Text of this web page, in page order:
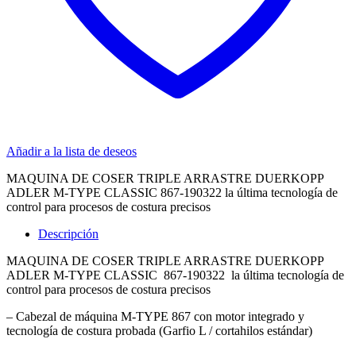
Añadir a la lista de deseos
MAQUINA DE COSER TRIPLE ARRASTRE DUERKOPP
ADLER M-TYPE CLASSIC 867-190322 la última tecnología de
control para procesos de costura precisos
Descripción
MAQUINA DE COSER TRIPLE ARRASTRE DUERKOPP
ADLER M-TYPE CLASSIC 867-190322 la última tecnología de
control para procesos de costura precisos
– Cabezal de máquina M-TYPE 867 con motor integrado y
tecnología de costura probada (Garfio L / cortahilos estándar)